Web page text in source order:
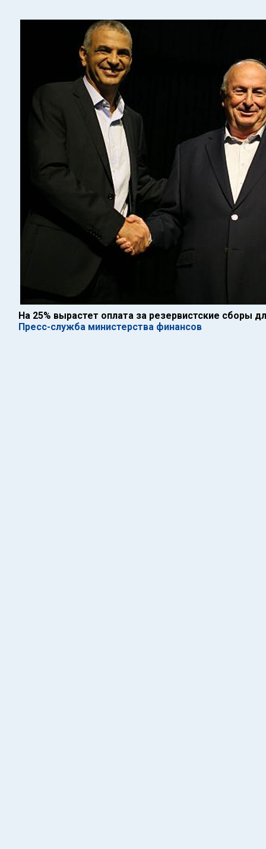
На 25% вырастет оплата за резервистские сборы
Пресс-служба министерства финансов